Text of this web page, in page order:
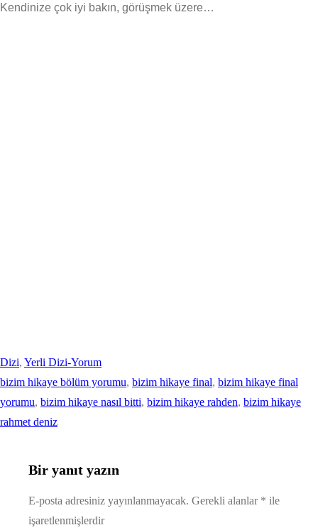
Kendinize çok iyi bakın, görüşmek üzere…
Dizi, Yerli Dizi-Yorum
bizim hikaye bölüm yorumu, bizim hikaye final, bizim hikaye final
yorumu, bizim hikaye nasıl bitti, bizim hikaye rahden, bizim hikaye
rahmet deniz
Bir yanıt yazın
E-posta adresiniz yayınlanmayacak. Gerekli alanlar * ile
işaretlenmişlerdir